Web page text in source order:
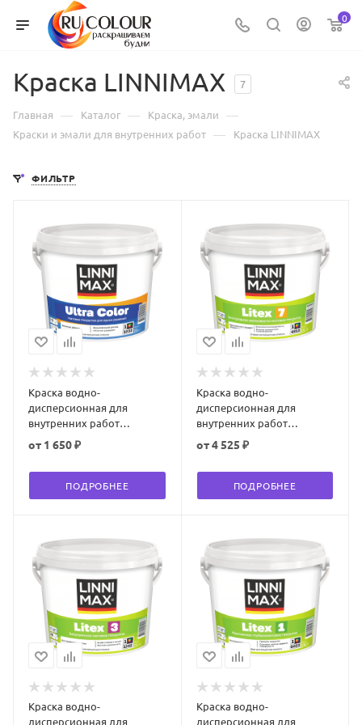
0
Краска LINNIMAX 7
Главная — Каталог — Краска, эмали —
Краски и эмали для внутренних работ — Краска LINNIMAX
ФИЛЬТР
Краска водно-
дисперсионная для
внутренних работ
LINNIMAX Ultra Color /
от 1 650 ₽
ПОДРОБНЕЕ
Краска водно-
дисперсионная для
внутренних работ
LINNIMAX Litex 7 / Литекс 7
матовая
от4 525 ₽
ПОДРОБНЕЕ
Краска водно-
дисперсионная для
Краска водно-
дисперсионная для